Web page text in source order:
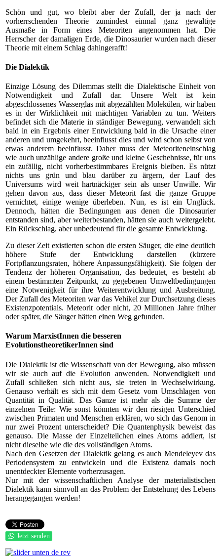
Schön und gut, wo bleibt aber der Zufall, der ja nach der
vorherrschenden Theorie zumindest einmal ganz gewaltige
Ausmaße in Form eines Meteoriten angenommen hat. Die
Herrscher der damaligen Erde, die Dinosaurier wurden nach dieser
Theorie mit einem Schlag dahingerafft!
Die Dialektik
Einzige Lösung des Dilemmas stellt die Dialektische Einheit von
Notwendigkeit und Zufall dar. Unsere Welt ist kein
abgeschlossenes Wasserglas mit abgezählten Molekülen, wir haben
es in der Wirklichkeit mit mächtigen Variablen zu tun. Weiters
befindet sich die Materie in ständiger Bewegung, verwandelt sich
bald in ein Ergebnis einer Entwicklung bald in die Ursache einer
anderen und umgekehrt, beeinflusst dies und wird schon selbst von
etwas anderem beeinflusst. Daher muss der Meteoriteneinschlag
wie auch unzählige andere große und kleine Geschehnisse, für uns
ein zufällig, nicht vorherbestimmbares Ereignis bleiben. Es nützt
nichts uns grün und blau darüber zu ärgern, der Lauf des
Universums wird weit hartnäckiger sein als unser Unwille. Wir
gehen davon aus, dass dieser Meteorit fast die ganze Gruppe
vernichtet, einige wenige überleben. Nun, es ist ein Unglück.
Dennoch, hätten die Bedingungen aus denen die Dinosaurier
entstanden sind, aber weiterbestanden, hätten sie auch weitergelebt.
Ein Rückschlag, aber unbedeutend für die gesamte Entwicklung.
Zu dieser Zeit existierten schon die ersten Säuger, die eine deutlich
höhere Stufe der Entwicklung darstellen (kürzere
Fortpflanzungsraten, höhere Anpassungsfähigkeit). Sie folgen der
Tendenz der höheren Organisation, das bedeutet, es besteht ab
einem bestimmten Zeitpunkt, zu gegebenen Umweltbedingungen
eine Notwenigkeit für ihre Weiterentwicklung und Ausbreitung.
Der Zufall des Meteoriten war das Vehikel zur Durchsetzung dieses
Existenzpotentials. Meteorit oder nicht, 20 Millionen Jahre früher
oder später, die Säuger hätten einen Weg gefunden.
Warum MarxistInnen die besseren
EvolutionstheoretikerInnen sind
Die Dialektik ist die Wissenschaft von der Bewegung, also müssen
wir sie auch auf die Evolution anwenden. Notwendigkeit und
Zufall schließen sich nicht aus, sie treten in Wechselwirkung.
Genauso verhält es sich mit dem Gesetz vom Umschlagen von
Quantität in Qualität. Das Ganze ist mehr als die Summe der
einzelnen Teile: Wie sonst könnten wir den riesigen Unterschied
zwischen Primaten und Menschen erklären, wo sich das Genom in
nur zwei Prozent unterscheidet? Die Quantenphysik beweist das
genauso. Die Masse der Einzelteilchen eines Atoms addiert, ist
nicht dieselbe wie die des vollständigen Atoms.
Nach den Gesetzen der Dialektik gelang es auch Mendeleyev das
Periodensystem zu entwickeln und die Existenz damals noch
unentdeckter Elemente vorherzusagen.
Nur mit der wissenschaftlichen Analyse der materialistischen
Dialektik kann sinnvoll an das Problem der Entstehung des Lebens
herangegangen werden!
Jetzt senden